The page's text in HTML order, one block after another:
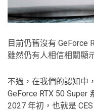
目前仍舊沒有 GeForce
雖然仍有人相信相關顯
不過，在我們的認知中
GeForce RTX 50 Super
2027 年初，也就是